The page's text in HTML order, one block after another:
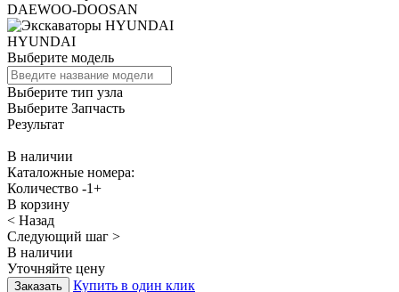
DAEWOO-DOOSAN
HYUNDAI
Выберите модель
Выберите тип узла
Выберите Запчасть
Результат
В наличии
Каталожные номера:
Количество -1+
В корзину
< Назад
Следующий шаг >
В наличии
Уточняйте цену
Купить в один клик